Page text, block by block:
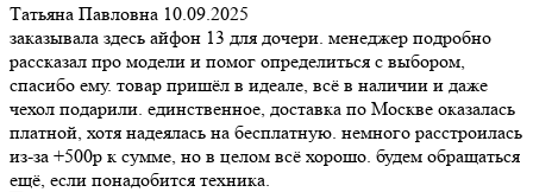
Татьяна Павловна 10.09.2025
заказывала здесь айфон 13 для дочери. менеджер подробно
рассказал про модели и помог определиться с выбором,
спасибо ему. товар пришёл в идеале, всё в наличии и даже
чехол подарили. единственное, доставка по Москве оказалась
платной, хотя надеялась на бесплатную. немного расстроилась
из-за +500р к сумме, но в целом всё хорошо. будем обращаться
ещё, если понадобится техника.